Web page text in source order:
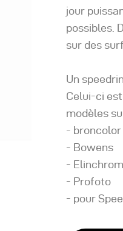
jour
possibles.
sur des
Un
Celui-ci
modèles
- broncolor
- Bowens
- Elinchrom
- Profoto
- pour